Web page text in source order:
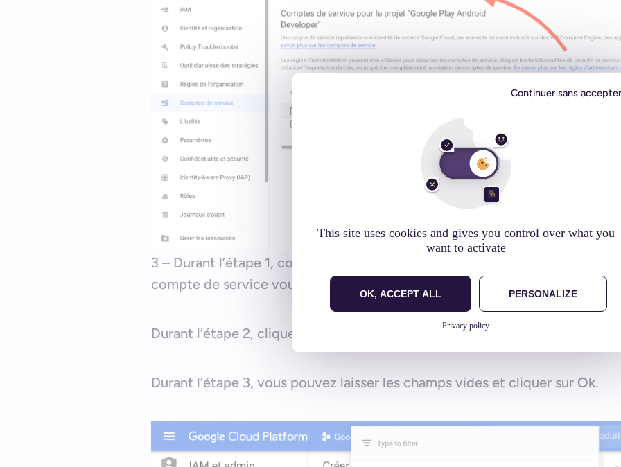
This site uses cookies and gives you control over what you
want to activate
OK, ACCEPT ALL
Continuer sans accepter
PERSONALIZE
Privacy policy
3 – Durant l’étape 1, complétez les
compte de service vous permettra de l’identifier parmi les autres déjà
Durant l’étape 2, cliquez sur le menu Sélectionner un rôle
Durant l’étape 3, vous pouvez laisser les champs vides et cliquer sur Ok.